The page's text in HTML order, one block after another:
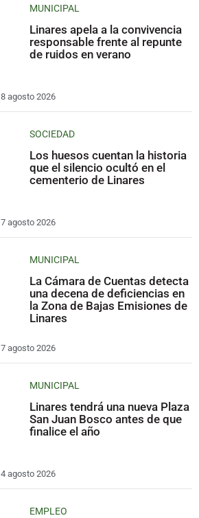
MUNICIPAL
Linares apela a la convivencia
responsable frente al repunte
de ruidos en verano
8 agosto 2026
SOCIEDAD
Los huesos cuentan la historia
que el silencio ocultó en el
cementerio de Linares
7 agosto 2026
MUNICIPAL
La Cámara de Cuentas detecta
una decena de deficiencias en
la Zona de Bajas Emisiones de
Linares
7 agosto 2026
MUNICIPAL
Linares tendrá una nueva Plaza
San Juan Bosco antes de que
finalice el año
4 agosto 2026
EMPLEO